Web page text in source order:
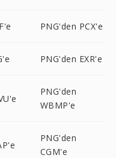
PNG'den PCX'e
PNG'den EXR'e
PNG'den
WBMP'e
PNG'den
CGM'e